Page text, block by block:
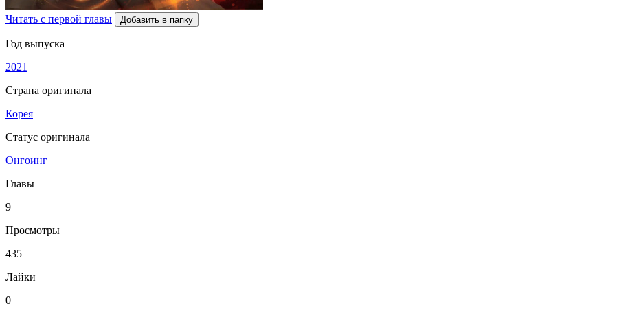
Читать с первой главы Добавить в папку
Год выпуска
2021
Страна оригинала
Корея
Статус оригинала
Онгоинг
Главы
9
Просмотры
435
Лайки
0